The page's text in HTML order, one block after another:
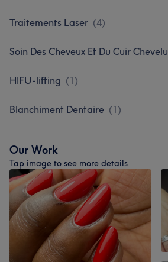
Traitements Laser (4)
Soin Des Cheveux Et Du Cuir Chevelu
HIFU-lifting (1)
Blanchiment Dentaire (1)
Our Work
Tap image to see more details